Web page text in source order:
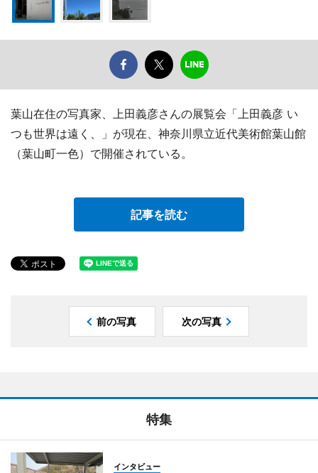
葉山在住の写真家、上田義彦さんの展覧会「上田義彦 い
つも世界は遠く、」が現在、神奈川県立近代美術館葉山館
（葉山町一色）で開催されている。
記事を読む
前の写真 次の写真
特集
インタビュー